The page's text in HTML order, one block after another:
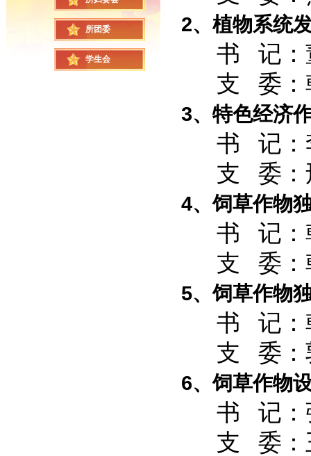
所团委
学生会
2、植物系统
书 记：
支 委：
3、特色经济
书 记：
支 委：
4、饲草作物
书 记：
支 委：
5、饲草作物
书 记：
支 委：
6、饲草作物
书 记：
支 委：